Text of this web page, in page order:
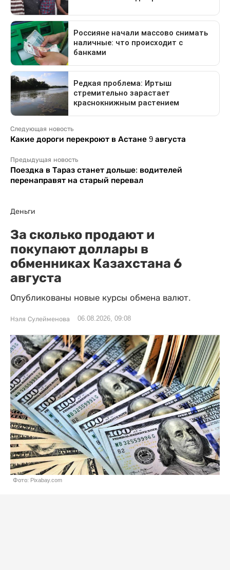
Следующая новость
Какие дороги перекроют в Астане 9 августа
Предыдущая новость
Поездка в Тараз станет дольше: водителей
перенаправят на старый перевал
Деньги
За сколько продают и
покупают доллары в
обменниках Казахстана 6
августа
Опубликованы новые курсы обмена валют.
Нэля Сулейменова 06.08.2026, 09:08
Фото: Pixabay.com